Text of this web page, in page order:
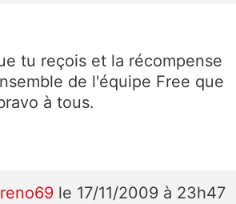
tu reçois et la récompense
de l'équipe Free que
à tous.
reno69 le 17/11/2009 à 23h47